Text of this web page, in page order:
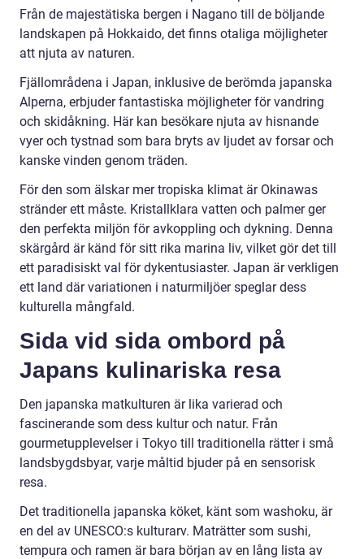
Från de majestätiska bergen i Nagano till de böljande
landskapen på Hokkaido, det finns otaliga möjligheter
att njuta av naturen.
Fjällområdena i Japan, inklusive de berömda japanska
Alperna, erbjuder fantastiska möjligheter för vandring
och skidåkning. Här kan besökare njuta av hisnande
vyer och tystnad som bara bryts av ljudet av forsar och
kanske vinden genom träden.
För den som älskar mer tropiska klimat är Okinawas
stränder ett måste. Kristallklara vatten och palmer ger
den perfekta miljön för avkoppling och dykning. Denna
skärgård är känd för sitt rika marina liv, vilket gör det till
ett paradisiskt val för dykentusiaster. Japan är verkligen
ett land där variationen i naturmiljöer speglar dess
kulturella mångfald.
Sida vid sida ombord på
Japans kulinariska resa
Den japanska matkulturen är lika varierad och
fascinerande som dess kultur och natur. Från
gourmetupplevelser i Tokyo till traditionella rätter i små
landsbygdsbyar, varje måltid bjuder på en sensorisk
resa.
Det traditionella japanska köket, känt som washoku, är
en del av UNESCO:s kulturarv. Maträtter som sushi,
tempura och ramen är bara början av en lång lista av